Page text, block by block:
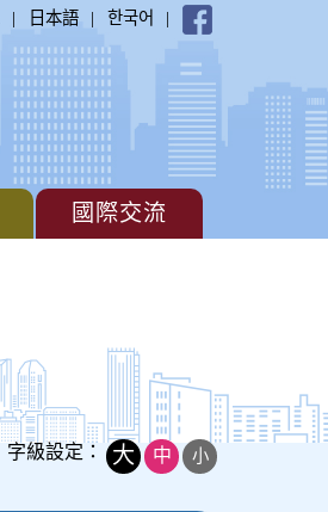
| 日本語 | 한국어 |
國際交流
字級設定： 大 中 小